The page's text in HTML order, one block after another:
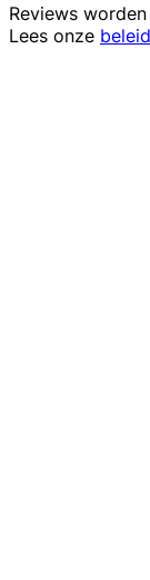
Reviews
Lees onze beleid